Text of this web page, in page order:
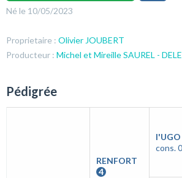
Né le 10/05/2023
Proprietaire : Olivier JOUBERT
Producteur : Michel et Mireille SAUREL -
Pédigrée
RENFORT
4
I'UGO
cons.